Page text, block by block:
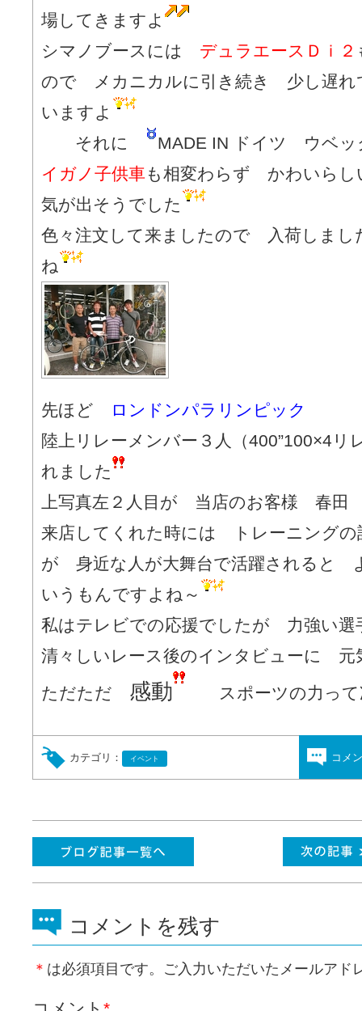
場してきますよ
シマノブースには デュラエースＤｉ２
ので メカニカルに引き続き 少し遅れ
いますよ
それに
MADE IN ドイツ ウベッ
イガノ子供車 も相変わらず かわいら
気が出そうでした
色々注文して来ましたので 入荷しま
ね
先ほど
ロンドンパラリンピック
陸上リレーメンバー３人（400”100×4
れました
上写真左２人目が 当店のお客様 春田
来店してくれた時には トレーニングの
が 身近な人が大舞台で活躍されると
いうもんですよね～
私はテレビでの応援でしたが 力強い選
清々しいレース後のインタビューに 元
ただただ 感動 スポーツの力って
カテゴリ： イベント コメ
コメントを残す
＊ は必須項目です。ご入力いただいたメールアド